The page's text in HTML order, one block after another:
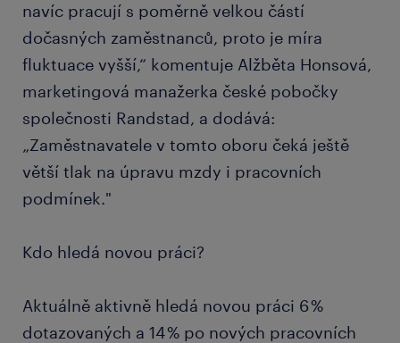
navíc pracují s poměrně velkou částí
dočasných zaměstnanců, proto je míra
fluktuace vyšší,“ komentuje Alžběta Honsová,
marketingová manažerka české pobočky
společnosti Randstad, a dodává:
„Zaměstnavatele v tomto oboru čeká ještě
větší tlak na úpravu mzdy i pracovních
podmínek."
Kdo hledá novou práci?
Aktuálně aktivně hledá novou práci 6 %
dotazovaných a 14 % po nových pracovních